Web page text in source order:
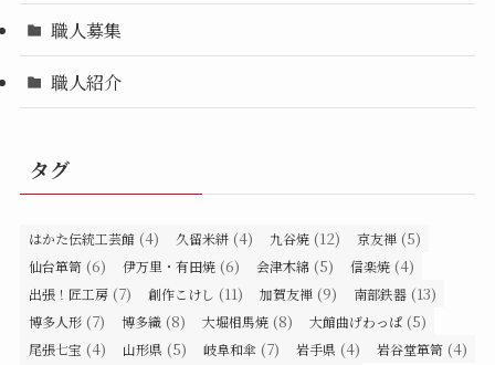
職人募集
職人紹介
タグ
はかた伝統工芸館 (4) 久留米絣 (4) 九谷焼 (12) 京友禅 (5)
仙台箪笥 (6) 伊万里・有田焼 (6) 会津木綿 (5) 信楽焼 (4)
出張！匠工房 (7) 創作こけし (11) 加賀友禅 (9) 南部鉄器 (13)
博多人形 (7) 博多織 (8) 大堀相馬焼 (8) 大館曲げわっぱ (5)
尾張七宝 (4) 山形県 (5) 岐阜和傘 (7) 岩手県 (4) 岩谷堂箪笥 (4)